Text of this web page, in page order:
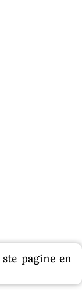
pagine en